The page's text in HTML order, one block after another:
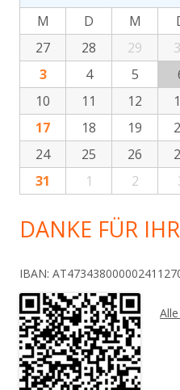
M D M
27
28 29
3
4 5
10
11 12
17
18 19
24
25 26
31
1 2
DANKE FÜR
IBAN: